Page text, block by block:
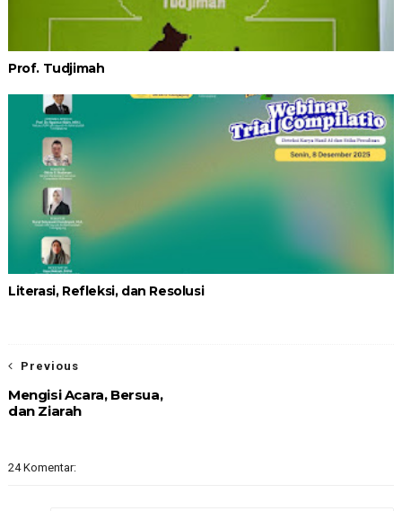
Prof. Tudjimah
Literasi, Refleksi, dan Resolusi
Previous
Mengisi Acara, Bersua,
dan Ziarah
24 Komentar: